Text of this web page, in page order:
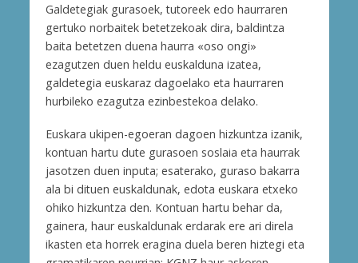
Galdetegiak gurasoek, tutoreek edo haurraren
gertuko norbaitek betetzekoak dira, baldintza
baita betetzen duena haurra «oso ongi»
ezagutzen duen heldu euskalduna izatea,
galdetegia euskaraz dagoelako eta haurraren
hurbileko ezagutza ezinbestekoa delako.
Euskara ukipen-egoeran dagoen hizkuntza izanik,
kontuan hartu dute gurasoen soslaia eta haurrak
jasotzen duen inputa; esaterako, guraso bakarra
ala bi dituen euskaldunak, edota euskara etxeko
ohiko hizkuntza den. Kontuan hartu behar da,
gainera, haur euskaldunak erdarak ere ari direla
ikasten eta horrek eragina duela beren hiztegi eta